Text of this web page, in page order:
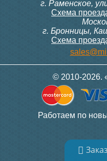
г. Раменское,
Схема
г. Бронницы,
Схема
© 2010-2026.
Работаем по